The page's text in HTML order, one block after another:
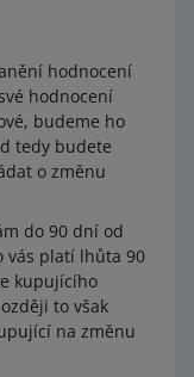
hodnocení
hodnocení
budeme ho
tedy budete
o změnu
do 90 dní od
vás platí lhůta 90
kupujícího
to však
na změnu